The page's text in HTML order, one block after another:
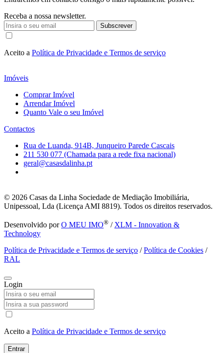
Receba a nossa newsletter.
Subscrever
Aceito a Política de Privacidade e Termos de serviço
Imóveis
Comprar Imóvel
Arrendar Imóvel
Quanto Vale o seu Imóvel
Contactos
Rua de Luanda, 914B, Junqueiro Parede Cascais
211 530 077 (Chamada para a rede fixa nacional)
geral@casasdalinha.pt
© 2026 Casas da Linha Sociedade de Mediação Imobiliária,
Unipessoal, Lda (Licença AMI 8819). Todos os direitos reservados.
Desenvolvido porO MEU IMO® / XLM - Innovation &
Technology
Política de Privacidade e Termos de serviço /Política de Cookies /
RAL
Login
Aceito a Política de Privacidade e Termos de serviço
Entrar